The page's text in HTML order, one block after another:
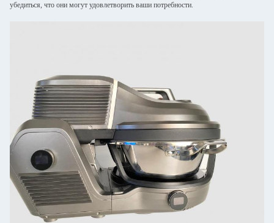
убедиться, что они могут удовлетворить ваши потребности.